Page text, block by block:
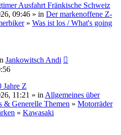
Ausfahrt Fränkische Schweiz
09:46 » in Der markenoffene Z-
» Was ist los / What's going
Jankowitsch Andi
Jahre Z
11:21 » in Allgemeines über
& Generelle Themen » Motorräder
» Kawasaki